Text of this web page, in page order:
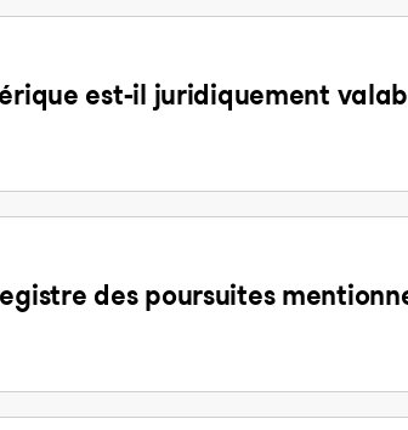
est-il juridiquement
des poursuites